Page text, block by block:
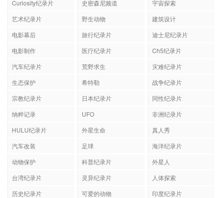
Curiosity纪录片 史密森尼频道
宇宙探索
艺术纪录片
野生动物
建筑设计
电影幕后
旅行纪录片
迪士尼纪录片
电影制作
医疗纪录片
Ch5纪录片
汽车纪录片
荒野求生
灾难纪录片
生态保护
希特勒
战争纪录片
宗教纪录片
日本纪录片
同性纪录片
纳粹记录
UFO
非洲纪录片
HULU纪录片
外星生命
真人秀
汽车改装
足球
海洋纪录片
动物保护
科普纪录片
外星人
台湾纪录片
灵异纪录片
人体探索
历史纪录片
可爱的动物
印度纪录片